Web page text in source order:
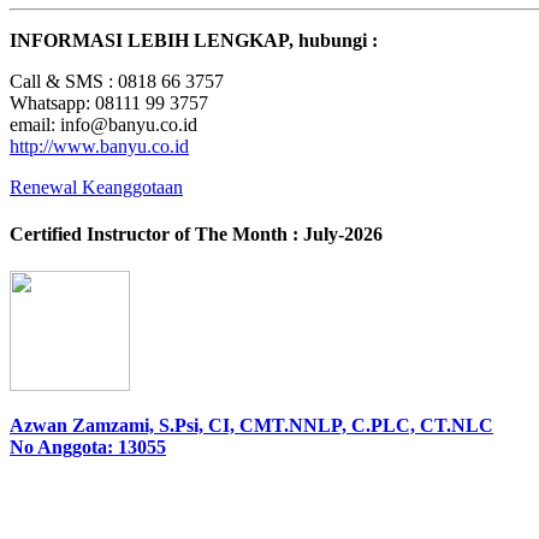
INFORMASI LEBIH LENGKAP, hubungi :
Call & SMS : 0818 66 3757
Whatsapp: 08111 99 3757
email: info@banyu.co.id
http://www.banyu.co.id
Renewal Keanggotaan
Certified Instructor of The Month : July-2026
Azwan Zamzami, S.Psi, CI, CMT.NNLP, C.PLC, CT.NLC
No Anggota: 13055